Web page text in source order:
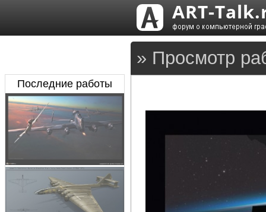
» Просмотр
Последние работы